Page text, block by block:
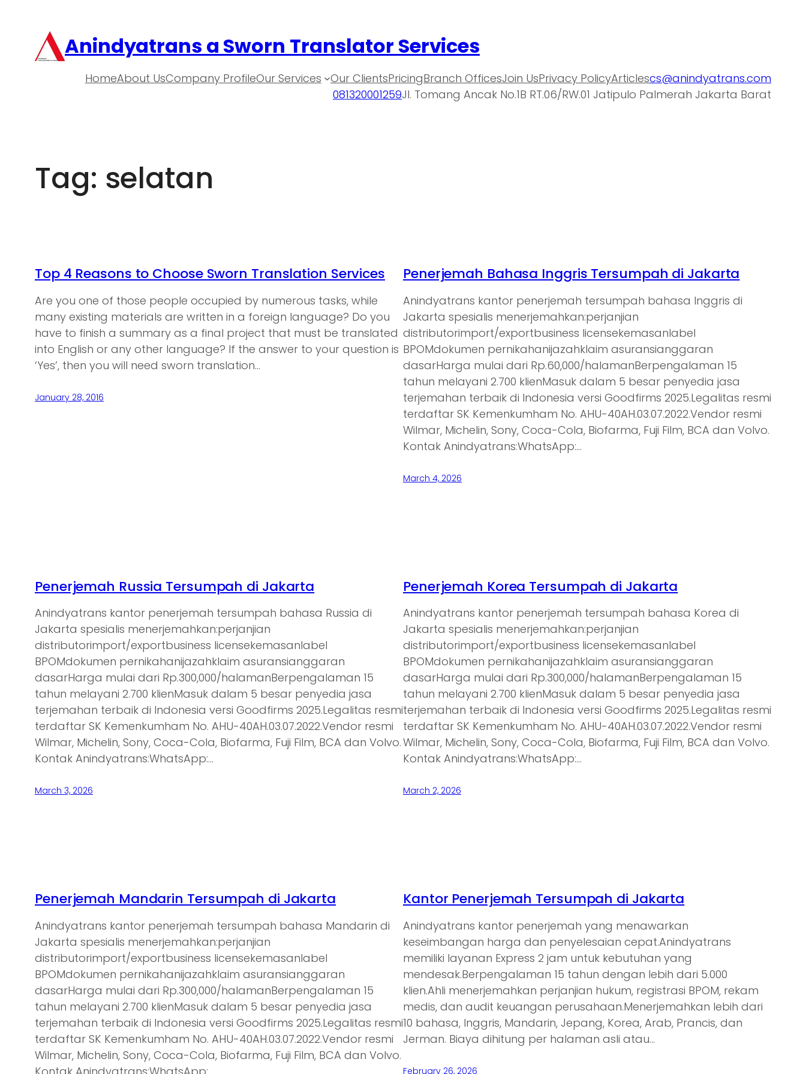
Anindyatrans a Sworn Translator Services
HomeAbout UsCompany ProfileOur Services Our ClientsPricingBranch OfficesJoin UsPrivacy PolicyArticlescs@anindyatrans.com
081320001259Jl. Tomang Ancak No.1B RT.06/RW.01 Jatipulo Palmerah Jakarta Barat
Tag: selatan
Top 4 Reasons to Choose Sworn Translation Services
Are you one of those people occupied by numerous tasks, while
many existing materials are written in a foreign language? Do you
have to finish a summary as a final project that must be translated
into English or any other language? If the answer to your question is
‘Yes’, then you will need sworn translation…
January 28, 2016
Penerjemah Bahasa Inggris Tersumpah di Jakarta
Anindyatrans kantor penerjemah tersumpah bahasa Inggris di
Jakarta spesialis menerjemahkan:perjanjian
distributorimport/exportbusiness licensekemasanlabel
BPOMdokumen pernikahanijazahklaim asuransianggaran
dasarHarga mulai dari Rp.60,000/halamanBerpengalaman 15
tahun melayani 2.700 klienMasuk dalam 5 besar penyedia jasa
terjemahan terbaik di Indonesia versi Goodfirms 2025.Legalitas resmi
terdaftar SK Kemenkumham No. AHU-40AH.03.07.2022.Vendor resmi
Wilmar, Michelin, Sony, Coca-Cola, Biofarma, Fuji Film, BCA dan Volvo.
Kontak Anindyatrans:WhatsApp:…
March 4, 2026
Penerjemah Russia Tersumpah di Jakarta
Anindyatrans kantor penerjemah tersumpah bahasa Russia di
Jakarta spesialis menerjemahkan:perjanjian
distributorimport/exportbusiness licensekemasanlabel
BPOMdokumen pernikahanijazahklaim asuransianggaran
dasarHarga mulai dari Rp.300,000/halamanBerpengalaman 15
tahun melayani 2.700 klienMasuk dalam 5 besar penyedia jasa
terjemahan terbaik di Indonesia versi Goodfirms 2025.Legalitas resmi
terdaftar SK Kemenkumham No. AHU-40AH.03.07.2022.Vendor resmi
Wilmar, Michelin, Sony, Coca-Cola, Biofarma, Fuji Film, BCA dan Volvo.
Kontak Anindyatrans:WhatsApp:…
March 3, 2026
Penerjemah Korea Tersumpah di Jakarta
Anindyatrans kantor penerjemah tersumpah bahasa Korea di
Jakarta spesialis menerjemahkan:perjanjian
distributorimport/exportbusiness licensekemasanlabel
BPOMdokumen pernikahanijazahklaim asuransianggaran
dasarHarga mulai dari Rp.300,000/halamanBerpengalaman 15
tahun melayani 2.700 klienMasuk dalam 5 besar penyedia jasa
terjemahan terbaik di Indonesia versi Goodfirms 2025.Legalitas resmi
terdaftar SK Kemenkumham No. AHU-40AH.03.07.2022.Vendor resmi
Wilmar, Michelin, Sony, Coca-Cola, Biofarma, Fuji Film, BCA dan Volvo.
Kontak Anindyatrans:WhatsApp:…
March 2, 2026
Penerjemah Mandarin Tersumpah di Jakarta
Anindyatrans kantor penerjemah tersumpah bahasa Mandarin di
Jakarta spesialis menerjemahkan:perjanjian
distributorimport/exportbusiness licensekemasanlabel
BPOMdokumen pernikahanijazahklaim asuransianggaran
dasarHarga mulai dari Rp.300,000/halamanBerpengalaman 15
tahun melayani 2.700 klienMasuk dalam 5 besar penyedia jasa
terjemahan terbaik di Indonesia versi Goodfirms 2025.Legalitas resmi
terdaftar SK Kemenkumham No. AHU-40AH.03.07.2022.Vendor resmi
Wilmar, Michelin, Sony, Coca-Cola, Biofarma, Fuji Film, BCA dan Volvo.
Kantor Penerjemah Tersumpah di Jakarta
Anindyatrans kantor penerjemah yang menawarkan
keseimbangan harga dan penyelesaian cepat.Anindyatrans
memiliki layanan Express 2 jam untuk kebutuhan yang
mendesak.Berpengalaman 15 tahun dengan lebih dari 5.000
klien.Ahli menerjemahkan perjanjian hukum, registrasi BPOM, rekam
medis, dan audit keuangan perusahaan.Menerjemahkan lebih dari
10 bahasa, Inggris, Mandarin, Jepang, Korea, Arab, Prancis, dan
Jerman. Biaya dihitung per halaman asli atau…
February 26, 2026